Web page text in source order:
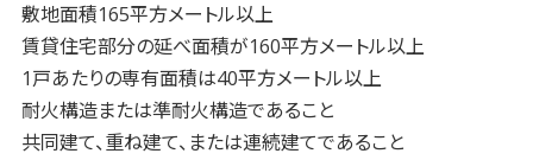
敷地面積165平方メートル以上
賃貸住宅部分の延べ面積が160平方メートル以上
1戸あたりの専有面積は40平方メートル以上
耐火構造または準耐火構造であること
共同建て、重ね建て、または連続建てであること